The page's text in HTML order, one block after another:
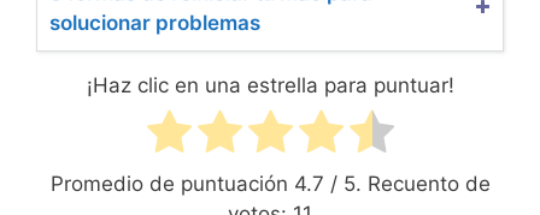
solucionar problemas
¡Haz clic en una estrella para puntuar!
Promedio de puntuación 4.7 / 5. Recuento de